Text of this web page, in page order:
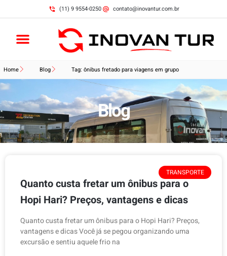
(11) 9 9554-0250 contato@inovantur.com.br
Home Blog Tag: ônibus fretado para viagens em grupo
Blog
TRANSPORTE
Quanto custa fretar um ônibus para o
Hopi Hari? Preços, vantagens e dicas
Quanto custa fretar um ônibus para o Hopi Hari? Preços,
vantagens e dicas Você já se pegou organizando uma
excursão e sentiu aquele frio na